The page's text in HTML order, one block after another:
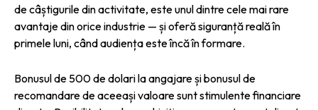
de câștigurile din activitate, este unul dintre cele mai rare
avantaje din orice industrie — și oferă siguranță reală în
primele luni, când audiența este încă în formare.
Bonusul de 500 de dolari la angajare și bonusul de
recomandare de aceeași valoare sunt stimulente financiare